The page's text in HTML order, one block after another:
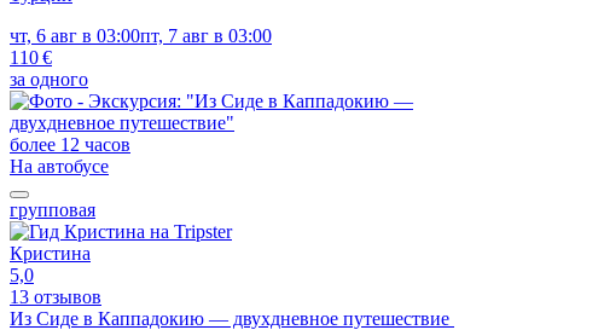
чт, 6 авг в 03:00пт, 7 авг в 03:00
110 €
за одного
более 12 часов
На автобусе
групповая
Кристина
5,0
13 отзывов
Из Сиде в Каппадокию — двухдневное путешествие